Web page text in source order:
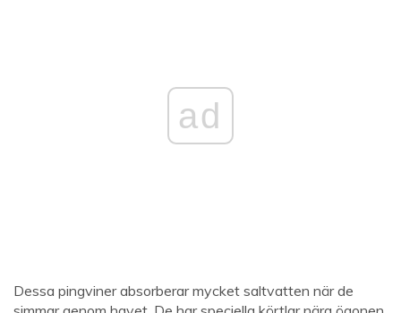
ad
Dessa pingviner absorberar mycket saltvatten när de